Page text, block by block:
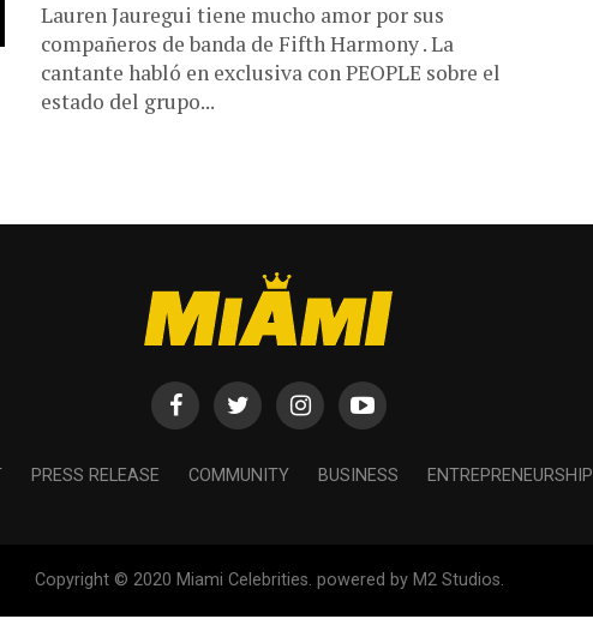
Lauren Jauregui tiene mucho amor por sus
compañeros de banda de Fifth Harmony . La
cantante habló en exclusiva con PEOPLE sobre el
estado del grupo...
PRESS RELEASE COMMUNITY BUSINESS ENTREPRENEURSHIP
Copyright © 2020 Miami Celebrities. powered by M2 Studios.